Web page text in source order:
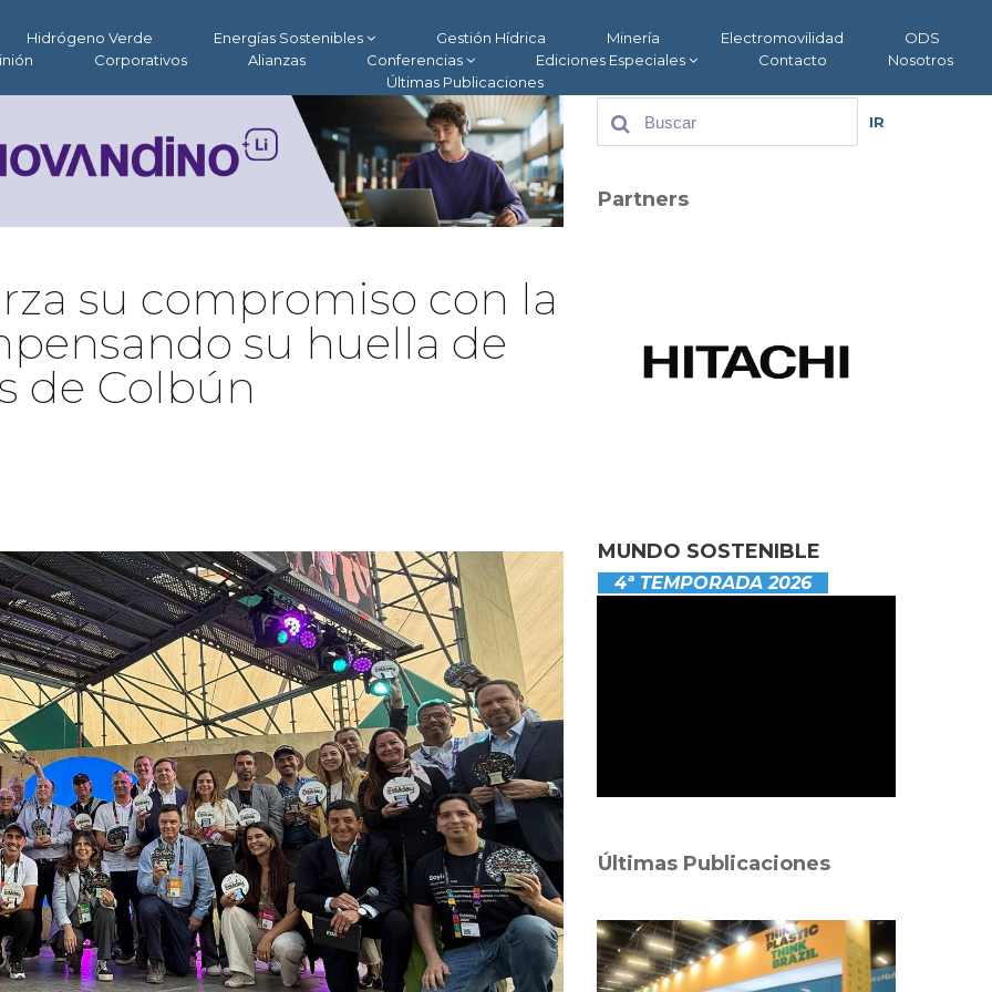
Hidrógeno Verde Energías Sostenibles Gestión Hídrica Minería Electromovilidad
ODS
Corporativos Alianzas Conferencias Ediciones Especiales Contacto
Nosotros
Últimas Publicaciones
su compromiso con la
su huella de
de Colbún
IR
Partners
MUNDO SOSTENIBLE
4ª TEMPORADA 2026
Últimas Publicaciones